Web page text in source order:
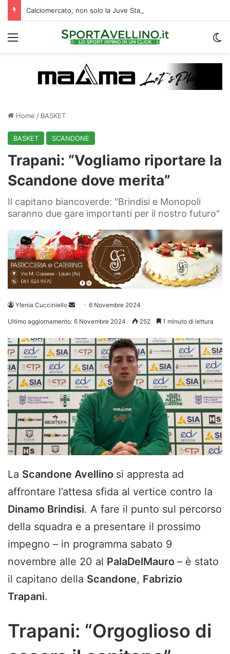
Menu
Home / BASKET
BASKET SCANDONE
Trapani: “Vogliamo riportare la
Scandone dove merita”
Il capitano biancoverde: "Brindisi e Monopoli
saranno due gare importanti per il nostro futuro"
Ylenia Cucciniello
Invia 6 Novembre 2024
Ultimo aggiornamento: 6 Novembre 2024 252 1 minuto di lettura
La Scandone Avellino si appresta ad
affrontare l’attesa sfida al vertice contro la
Dinamo Brindisi. A fare il punto sul percorso
della squadra e a presentare il prossimo
impegno – in programma sabato 9
novembre alle 20 al PalaDelMauro – è stato
il capitano della Scandone, Fabrizio
Trapani.
Trapani: “Orgoglioso di